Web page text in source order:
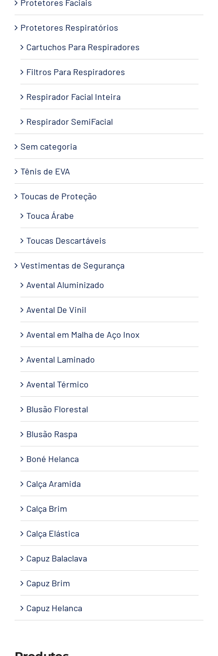
Protetores Faciais
Protetores Respiratórios
Cartuchos Para Respiradores
Filtros Para Respiradores
Respirador Facial Inteira
Respirador SemiFacial
Sem categoria
Tênis de EVA
Toucas de Proteção
Touca Árabe
Toucas Descartáveis
Vestimentas de Segurança
Avental Aluminizado
Avental De Vinil
Avental em Malha de Aço Inox
Avental Laminado
Avental Térmico
Blusão Florestal
Blusão Raspa
Boné Helanca
Calça Aramida
Calça Brim
Calça Elástica
Capuz Balaclava
Capuz Brim
Capuz Helanca